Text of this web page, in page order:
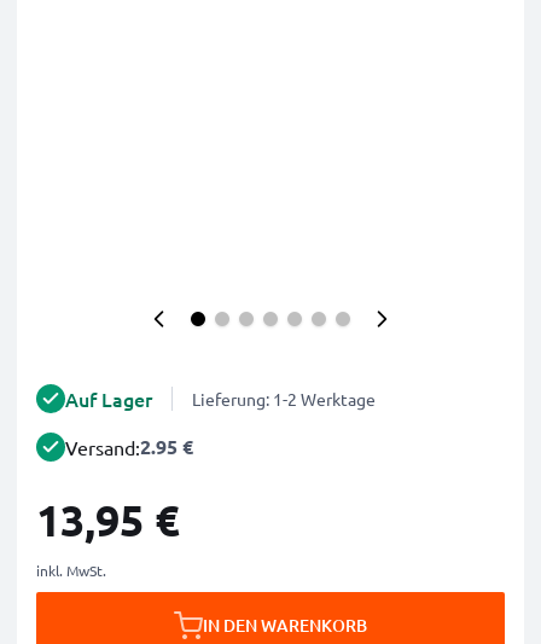
Auf Lager Lieferung: 1-2 Werktage
Versand:2.95 €
13,95 €
inkl. MwSt.
IN DEN WARENKORB